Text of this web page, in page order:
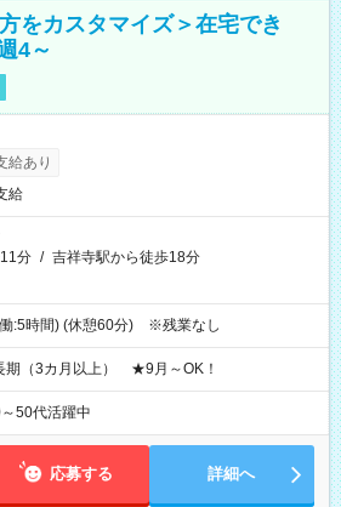
をカスタマイズ＞在宅でき
4～
給あり
給
分 / 吉祥寺駅から徒歩18分
:5時間) (休憩60分) ※残業なし
期（3カ月以上） ★9月～OK！
50代活躍中
応募する 詳細へ